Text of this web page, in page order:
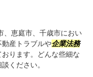
、恵庭市、千歳市におい
産トラブルや企業法務
ります。どんな些細な
ください。